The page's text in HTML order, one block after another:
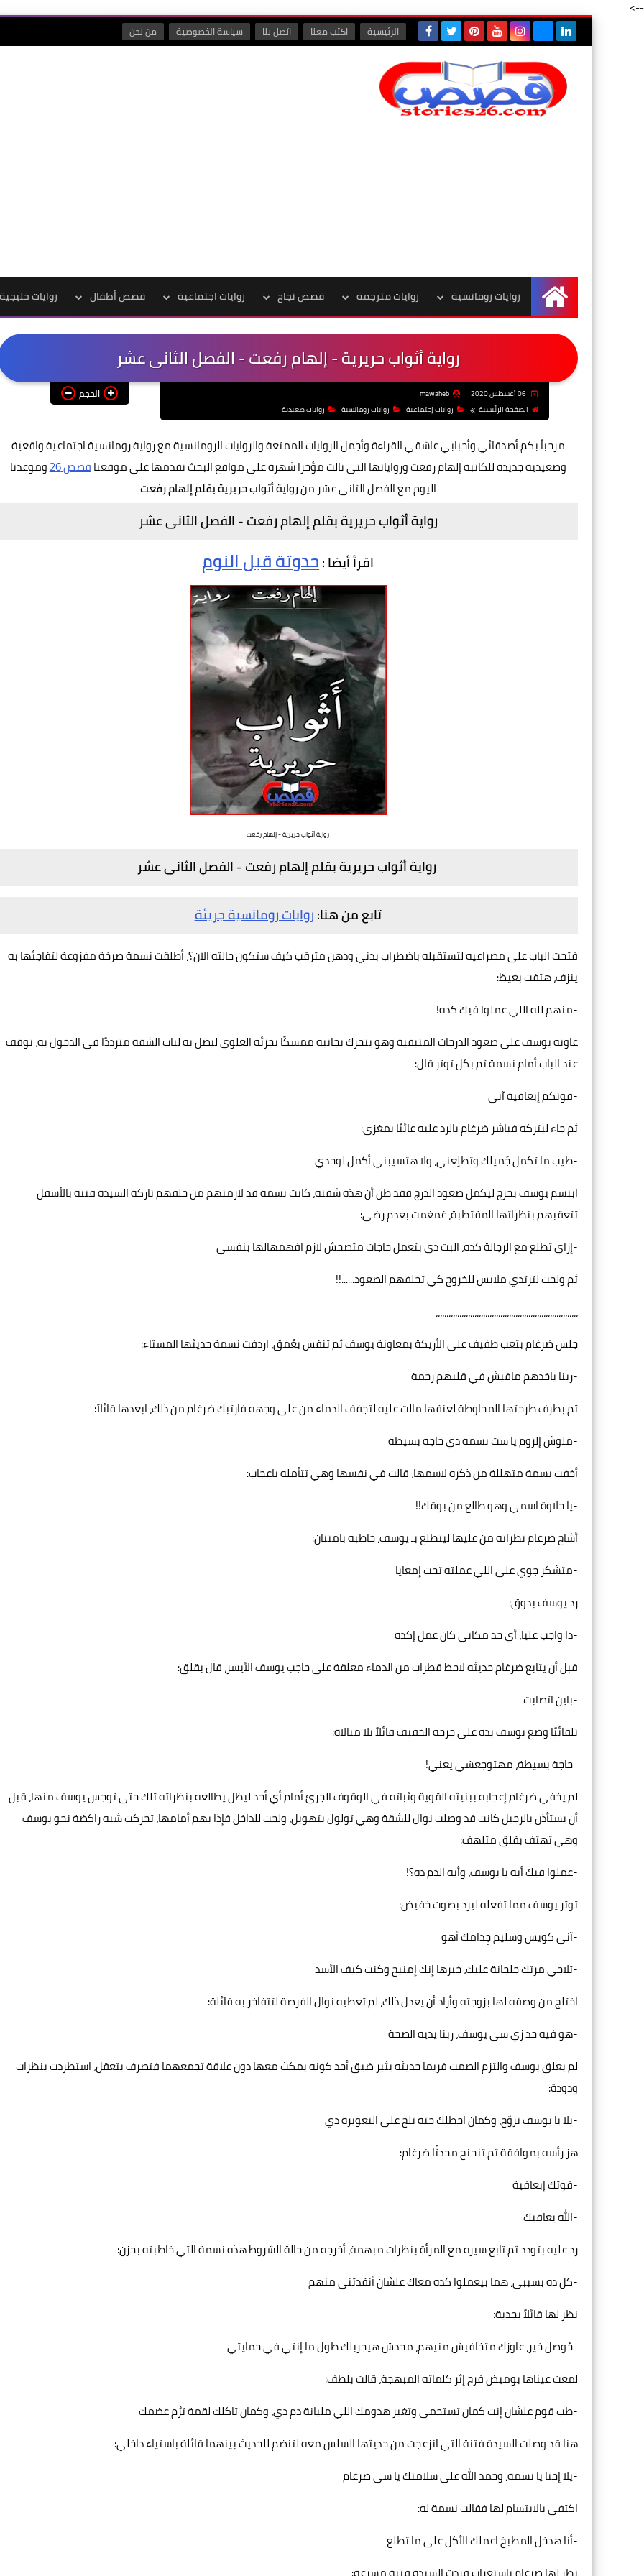
-->
الرئيسية اكتب معنا اتصل بنا سياسة الخصوصية من نحن
الرئيسية
روايات رومانسية روايات مترجمة قصص نجاح روايات اجتماعية قصص أطفال روايات خليجية
رواية أثواب حريرية - إلهام رفعت - الفصل الثانى عشر
mawaheb
الصفحة الرئيسية
روايات إجتماعية روايات رومانسية روايات صعيدية
الحجم
مرحباً بكم أصدقائي وأحبابي عاشقي القراءة وأجمل الروايات الممتعة والروايات الرومانسية مع رواية رومانسيةاجتماعية واقعية
وصعيديةجديدة للكاتبة إلهام رفعت ورواياتها التى نالت مؤخرا شهرة على مواقع البحث نقدمها علي موقعناقصص 26 وموعدنا
اليوم مع الفصل الثانى عشر منرواية أثواب حريرية بقلم إلهام رفعت
رواية أثواب حريرية بقلم إلهام رفعت - الفصل الثانى عشر
اقرأ أيضا :حدوتة قبل النوم
رواية أثواب حريرية - إلهام رفعت
رواية أثواب حريرية بقلم إلهام رفعت - الفصلالثانى عشر
تابع من هنا:روايات رومانسية جريئة
فتحت الباب على مصراعيه لتستقبله باضطراب بدني وذهن مترقب كيف ستكون حالته الآن؟، أطلقت نسمة صرخة مفزوعة لتفاجئها به
ينزف، هتفت بغيظ:
-منهم لله اللي عملوا فيك كده!
عاونه يوسف على صعود الدرجات المتبقية وهو يتحرك بجانبه ممسكًا بجزئه العلوي ليصل به لباب الشقة مترددًا في الدخول به، توقف
عند الباب أمام نسمة ثم بكل توتر قال:
-فوتكم إبعافية آني
ثم جاء ليتركه فباشر ضرغام بالرد عليه عائبًا بمغزى:
-طيب ما تكمل جَميلك وتطلِعني، ولا هتسيبني أكمل لوحدي
ابتسم يوسف بحرج ليكمل صعود الدرج فقد ظن أن هذه شقته، كانت نسمة قد لازمتهم من خلفهم تاركة السيدة فتنة بالأسفل
تتعقبهم بنظراتها المقتطبة، غمغمت بعدم رضى:
-إزاي تطلع مع الرجالة كده، البت دي بتعمل حاجات متصحش لازم افهمهالها بنفسي
ثم ولجت لترتدي ملابس للخروج كي تخلفهم الصعود......!!
،،،،،،،،،،،،،،،،،،،،،،،،،،،،،،،،،،،،،،،،،،،،،،،،،،،،،،،،،،،،،،،،،،
جلس ضرغام بتعب طفيف على الأريكة بمعاونة يوسف ثم تنفس بعُمق، اردفت نسمة حديثها المستاء:
-ربنا ياخدهم مافيش في قلبهم رحمة
ثم بطرف طرحتها المحاوطة لعنقها مالت عليه لتجفف الدماء من على وجهه فارتبك ضرغام من ذلك، ابعدها قائلاً:
-ملوش إلزوم يا ست نسمة دي حاجة بسيطة
أخفت بسمة متهللة من ذكره لاسمها، قالت في نفسها وهي تتأمله باعجاب:
-يا حلاوة اسمي وهو طالع من بوقك!!
أشاح ضرغام نظراته من عليها ليتطلع بـ يوسف، خاطبه بامتنان:
-متشكر جوي على اللي عملته تحت إمعايا
رد يوسف بذوق:
-دا واجب عليا، أي حد مكاني كان عمل إكده
قبل أن يتابع ضرغام حديثه لاحظ قطرات من الدماء معلقة على حاجب يوسف الأيسر، قال بقلق:
-باين اتصابت
تلقائيًا وضع يوسف يده على جرحه الخفيف قائلاً بلا مبالاة:
-حاجة بسيطة، مهتوجعشي يعني!
لم يخفي ضرغام إعجابه ببنيته القوية وثباته في الوقوف الجرئ أمام أي أحد ليظل يطالعه بنظراته تلك حتى توجس يوسف منها، قبل
أن يستأذن بالرحيل كانت قد وصلت نوال للشقة وهي تولول بتهويل، ولجت للداخل فإذا بهم أمامها، تحركت شبه راكضة نحو يوسف
وهي تهتف بقلق متلهف:
-عملوا فيك أيه يا يوسف، وأيه الدم ده؟!
توتر يوسف مما تفعله ليرد بصوت خفيض:
-آني كويس وسليم جِدامك أهو
-تلاجي مرتك جلجانة عليك، خبرها إنك إمنيح وكنت كيف الأسد
اختلج من وصفه لها بزوجته وأراد أن يعدل ذلك، لم تعطيه نوال الفرصة لتتفاخر به قائلة:
-هو فيه حد زي سي يوسف، ربنا يديه الصحة
لم يعلق يوسف والتزم الصمت فربما حديثه يثير ضيق أحد كونه يمكث معها دون علاقة تجمعهما فتصرف بتعقل، استطردت بنظرات
ودودة:
-يلا يا يوسف نروّح، وكمان احطلك حتة تلج على التعويرة دي
هز رأسه بموافقة ثم تنحنح محدثًا ضرغام:
-فوتك إبعافية
-الله يعافيك
رد عليه بتودد ثم تابع سيره مع المرأة بنظرات مبهمة، أخرجه من حالة الشروط هذه نسمة التي خاطبته بحزن:
-كل ده بسببي، هما بيعملوا كده معاك علشان أنقذتني منهم
نظر لها قائلاً بجدية:
-حُوصل خير، عاوزك متخافيش منيهم، محدش هيجربلك طول ما إنتي في حمايتي
لمعت عيناها بوميض فرح إثر كلماته المبهجة، قالت بلطف:
-طب قوم علشان إنت كمان تستحمى وتغير هدومك اللي مليانة دم دي، وكمان تاكلك لقمة ترُم عضمك
هنا قد وصلت السيدة فتنة التي انزعجت من حديثها السلس معه لتنضم للحديث بينهما قائلة باستياء داخلي:
-يلا إحنا يا نسمة، وحمد الله على سلامتك يا سي ضرغام
اكتفى بالابتسام لها فقالت نسمة له:
-أنا هدخل المطبخ اعملك الأكل على ما تطلع